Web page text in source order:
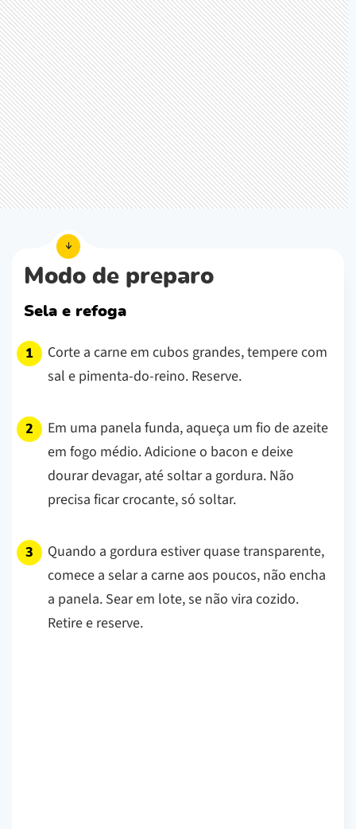
Modo de preparo
Sela e refoga
Corte a carne em cubos grandes, tempere com
sal e pimenta-do-reino. Reserve.
Em uma panela funda, aqueça um fio de azeite
em fogo médio. Adicione o bacon e deixe
dourar devagar, até soltar a gordura. Não
precisa ficar crocante, só soltar.
Quando a gordura estiver quase transparente,
comece a selar a carne aos poucos, não encha
a panela. Sear em lote, se não vira cozido.
Retire e reserve.